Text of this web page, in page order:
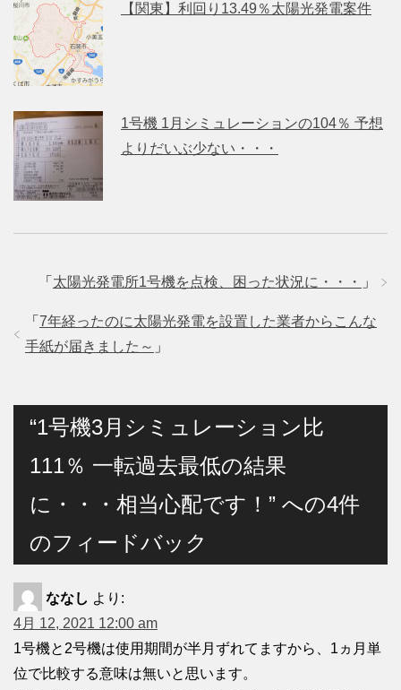
【関東】利回り13.49％太陽光発電案件
1号機 1月シミュレーションの104％ 予想
よりだいぶ少ない・・・
「 太陽光発電所1号機を点検、困った状況に・・・ 」
「 7年経ったのに太陽光発電を設置した業者からこんな
手紙が届きました～ 」
“1号機3月シミュレーション比
111％ 一転過去最低の結果
に・・・相当心配です！” への4件
のフィードバック
ななし より:
4月 12, 2021 12:00 am
1号機と2号機は使用期間が半月ずれてますから、1ヵ月単
位で比較する意味は無いと思います。